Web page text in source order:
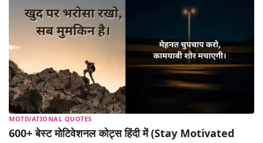
QUOTES
FASHION & STYLE
CONTACT NAME IDEAS
MOTIVATIONAL QUOTES
600+ बेस्ट मोटिवेशनल कोट्स हिंदी में (Stay Motivated